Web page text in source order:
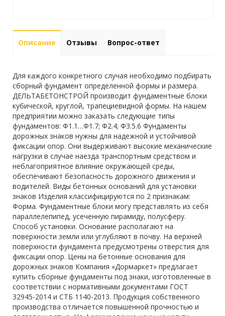
Описание Отзывы Вопрос-ответ
Для каждого конкретного случая необходимо подбирать
сборный фундамент определенной формы и размера.
ДЕЛЬТАБЕТОНСТРОЙ производит фундаментные блоки
кубической, круглой, трапециевидной формы. На нашем
предприятии можно заказать следующие типы
фундаментов: Ф1.1…Ф1.7; Ф2.4; Ф3.5.6 Фундаменты
дорожных знаков нужны для надежной и устойчивой
фиксации опор. Они выдерживают высокие механические
нагрузки в случае наезда транспортным средством и
неблагоприятное влияние окружающей среды,
обеспечивают безопасность дорожного движения и
водителей. Виды бетонных оснований для установки
знаков Изделия классифицируются по 2 признакам:
Форма. Фундаментные блоки могу представлять из себя
параллелепипед, усеченную пирамиду, полусферу.
Способ установки. Основание располагают на
поверхности земли или углубляют в почву. На верхней
поверхности фундамента предусмотрены отверстия для
фиксации опор. Цены на бетонные основания для
дорожных знаков Компания «Дормаркет» предлагает
купить сборные фундаменты под знаки, изготовленные в
соответствии с нормативными документами ГОСТ
32945-2014 и СТБ 1140-2013. Продукция собственного
производства отличается повышенной прочностью и